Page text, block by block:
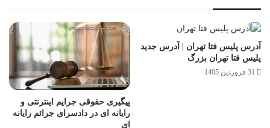
آدرس پلیس فتا تهران | آدرس جدید
پلیس فتا تهران بزرگ
31 فروردین 1405
پیگیری حقوقی جرایم اینترنتی و
رایانه ای در دادسرای جرائم رایانه
ای